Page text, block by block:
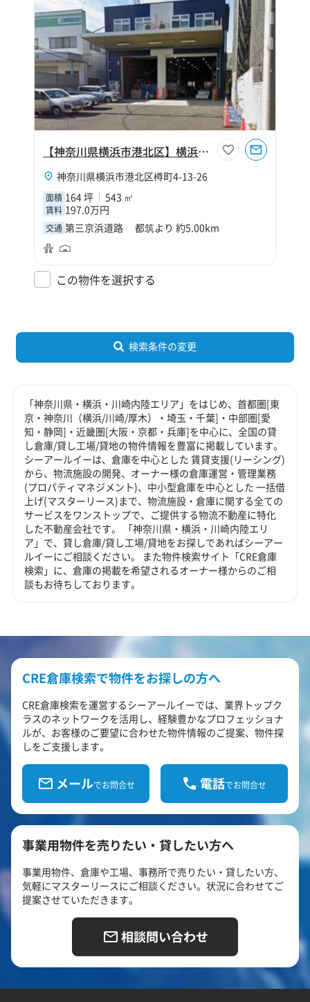
【神奈川県横浜市港北区】横浜市港北区樽町4丁目164坪倉庫
神奈川県横浜市港北区樽町4-13-26
面積 164 坪 543 ㎡
賃料 197.0万円
交通 第三京浜道路 都筑より 約5.00km
この物件を選択する
検索条件の変更
「神奈川県・横浜・川崎内陸エリア」をはじめ、首都圏[東
京・神奈川（横浜/川崎/厚木）・埼玉・千葉]・中部圏[愛
知・静岡]・近畿圏[大阪・京都・兵庫]を中心に、全国の貸
し倉庫/貸し工場/貸地の物件情報を豊富に掲載しています。
シーアールイーは、倉庫を中心とした 賃貸支援(リーシング)
から、物流施設の開発、オーナー様の倉庫運営・管理業務
(プロパティマネジメント)、中小型倉庫を中心とした 一括借
上げ(マスターリース)まで、物流施設・倉庫に関する全ての
サービスをワンストップで、ご提供する物流不動産に特化
した不動産会社です。 「神奈川県・横浜・川崎内陸エリ
ア」で、貸し倉庫/貸し工場/貸地をお探しであればシーアー
ルイーにご相談ください。 また物件検索サイト「CRE倉庫
検索」に、倉庫の掲載を希望されるオーナー様からのご相
談もお待ちしております。
CRE倉庫検索で物件をお探しの方へ
CRE倉庫検索を運営するシーアールイーでは、業界トップク
ラスのネットワークを活用し、経験豊かなプロフェッショナ
ルが、お客様のご要望に合わせた物件情報のご提案、物件探
しをご支援します。
メールでお問合せ 電話でお問合せ
事業用物件を売りたい・貸したい方へ
事業用物件、倉庫や工場、事務所で売りたい・貸したい方、
気軽にマスターリースにご相談ください。状況に合わせてご
提案させていただきます。
相談問い合わせ